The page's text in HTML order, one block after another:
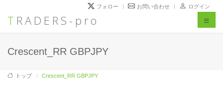
TRADERS-pro
フォロー お問い合わせ ログイン
Toggle
Crescent_RR GBPJPY
トップ Crescent_RR GBPJPY